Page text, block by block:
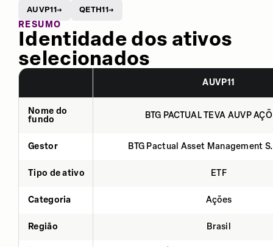
AUVP11→ QETH11→
RESUMO
Identidade dos ativos
selecionados
AUVP11
Nome do
fundo
BTG PACTUAL TEVA AUVP
Gestor BTG Pactual Asset Management
Tipo de ativo ETF
Categoria Ações
Região Brasil